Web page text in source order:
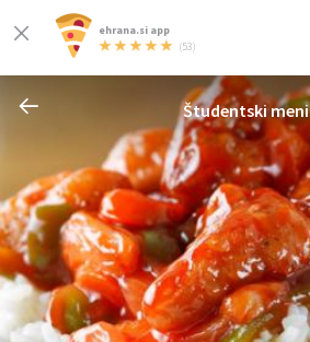
ehrana.si app
(53)
Študentski meni